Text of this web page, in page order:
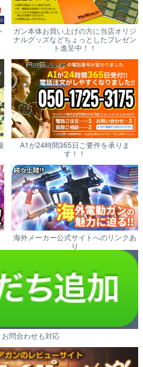
ガン本体お買い上げの方に当店オリジ
ナルグッズなどちょっとしたプレゼン
ト進呈中！！
A1が24時間365日ご要件を承りま
す！！
海外メーカー公式サイトへのリンクあ
り
問合わせも対応